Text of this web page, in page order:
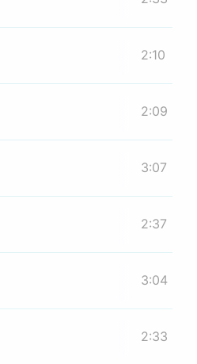
2:10
2:09
3:07
2:37
3:04
2:33